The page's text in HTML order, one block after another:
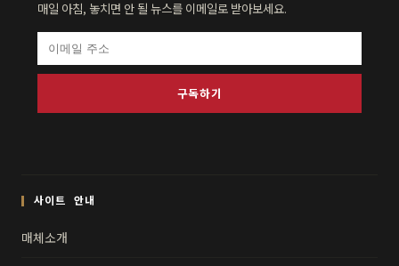
매일 아침, 놓치면 안 될 뉴스를 이메일로 받아보세요.
구독하기
사이트 안내
매체소개